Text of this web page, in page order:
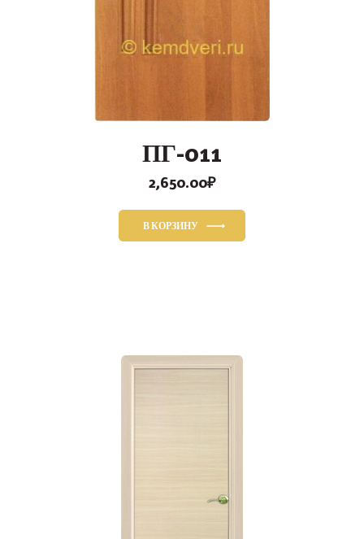
ПГ-011
2,650.00₽
В КОРЗИНУ